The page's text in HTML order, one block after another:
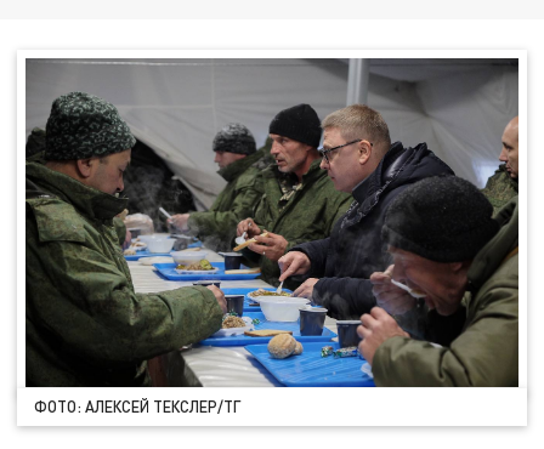
ФОТО: АЛЕКСЕЙ ТЕКСЛЕР/ТГ